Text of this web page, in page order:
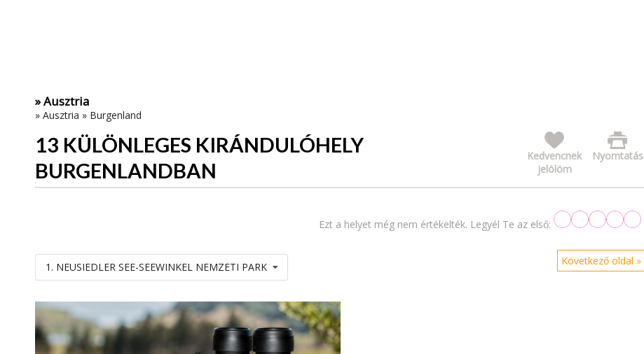
» Ausztria
» Ausztria » Burgenland
13 KÜLÖNLEGES KIRÁNDULÓHELY
BURGENLANDBAN
Nyomtatás
Kedvencnek
jelölöm
Ezt a helyet még nem értékelték. Legyél Te az első:
Következő oldal »
1. NEUSIEDLER SEE-SEEWINKEL NEMZETI PARK